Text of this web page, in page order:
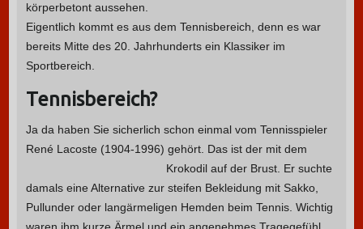
körperbetont aussehen.
Eigentlich kommt es aus dem Tennisbereich, denn es war
bereits Mitte des 20. Jahrhunderts ein Klassiker im
Sportbereich.
Tennisbereich?
Ja da haben Sie sicherlich schon einmal vom Tennisspieler
René Lacoste (1904-1996) gehört. Das ist der mit dem
Krokodil auf der Brust. Er suchte
damals eine Alternative zur steifen Bekleidung mit Sakko,
Pullunder oder langärmeligen Hemden beim Tennis. Wichtig